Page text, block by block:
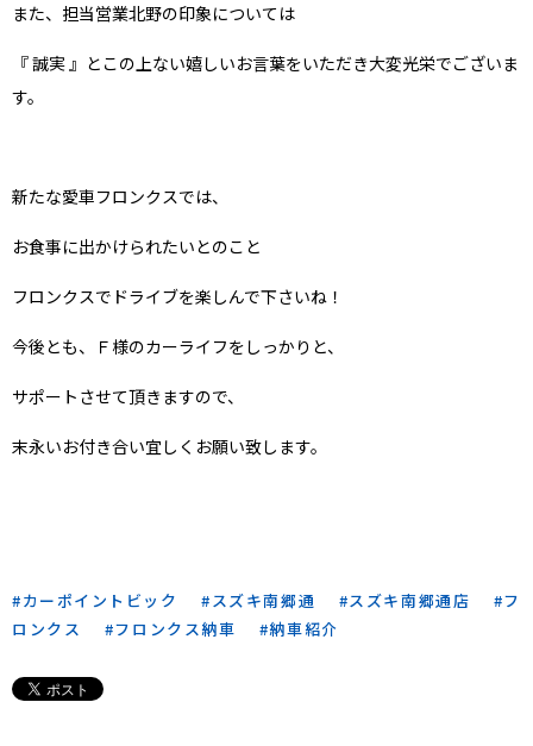
また、担当営業北野の印象については
『 誠実 』とこの上ない嬉しいお言葉をいただき大変光栄でございま
す。
新たな愛車フロンクスでは、
お食事に出かけられたいとのこと
フロンクスでドライブを楽しんで下さいね！
今後とも、Ｆ様のカーライフをしっかりと、
サポートさせて頂きますので、
末永いお付き合い宜しくお願い致します。
カーポイントビック スズキ南郷通 スズキ南郷通店
フ
ロンクス
フロンクス納車 納車紹介